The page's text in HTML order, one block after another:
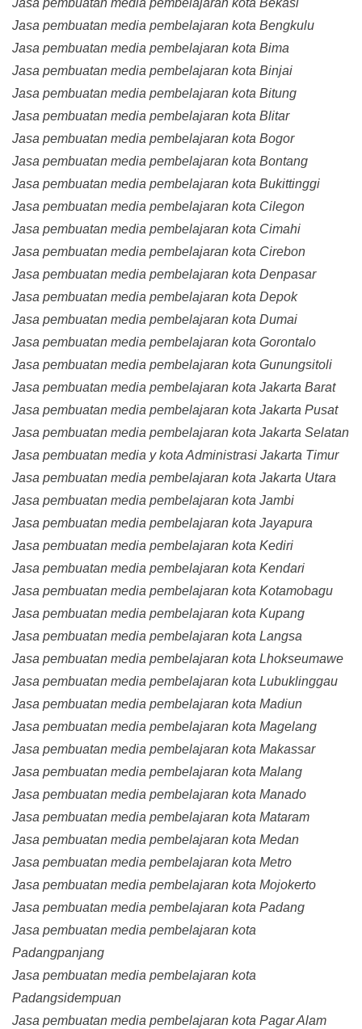
Jasa pembuatan media pembelajaran kota Bekasi
Jasa pembuatan media pembelajaran kota Bengkulu
Jasa pembuatan media pembelajaran kota Bima
Jasa pembuatan media pembelajaran kota Binjai
Jasa pembuatan media pembelajaran kota Bitung
Jasa pembuatan media pembelajaran kota Blitar
Jasa pembuatan media pembelajaran kota Bogor
Jasa pembuatan media pembelajaran kota Bontang
Jasa pembuatan media pembelajaran kota Bukittinggi
Jasa pembuatan media pembelajaran kota Cilegon
Jasa pembuatan media pembelajaran kota Cimahi
Jasa pembuatan media pembelajaran kota Cirebon
Jasa pembuatan media pembelajaran kota Denpasar
Jasa pembuatan media pembelajaran kota Depok
Jasa pembuatan media pembelajaran kota Dumai
Jasa pembuatan media pembelajaran kota Gorontalo
Jasa pembuatan media pembelajaran kota Gunungsitoli
Jasa pembuatan media pembelajaran kota Jakarta Barat
Jasa pembuatan media pembelajaran kota Jakarta Pusat
Jasa pembuatan media pembelajaran kota Jakarta Selatan
Jasa pembuatan media y kota Administrasi Jakarta Timur
Jasa pembuatan media pembelajaran kota Jakarta Utara
Jasa pembuatan media pembelajaran kota Jambi
Jasa pembuatan media pembelajaran kota Jayapura
Jasa pembuatan media pembelajaran kota Kediri
Jasa pembuatan media pembelajaran kota Kendari
Jasa pembuatan media pembelajaran kota Kotamobagu
Jasa pembuatan media pembelajaran kota Kupang
Jasa pembuatan media pembelajaran kota Langsa
Jasa pembuatan media pembelajaran kota Lhokseumawe
Jasa pembuatan media pembelajaran kota Lubuklinggau
Jasa pembuatan media pembelajaran kota Madiun
Jasa pembuatan media pembelajaran kota Magelang
Jasa pembuatan media pembelajaran kota Makassar
Jasa pembuatan media pembelajaran kota Malang
Jasa pembuatan media pembelajaran kota Manado
Jasa pembuatan media pembelajaran kota Mataram
Jasa pembuatan media pembelajaran kota Medan
Jasa pembuatan media pembelajaran kota Metro
Jasa pembuatan media pembelajaran kota Mojokerto
Jasa pembuatan media pembelajaran kota Padang
Jasa pembuatan media pembelajaran kota
Padangpanjang
Jasa pembuatan media pembelajaran kota
Padangsidempuan
Jasa pembuatan media pembelajaran kota Pagar Alam